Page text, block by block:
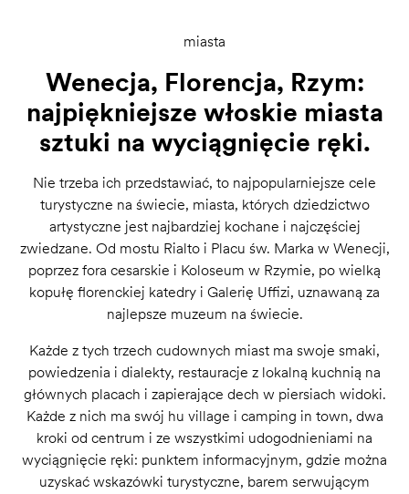
miasta
Wenecja, Florencja, Rzym:
najpiękniejsze włoskie miasta
sztuki na wyciągnięcie ręki.
Nie trzeba ich przedstawiać, to najpopularniejsze cele
turystyczne na świecie, miasta, których dziedzictwo
artystyczne jest najbardziej kochane i najczęściej
zwiedzane. Od mostu Rialto i Placu św. Marka w Wenecji,
poprzez fora cesarskie i Koloseum w Rzymie, po wielką
kopułę florenckiej katedry i Galerię Uffizi, uznawaną za
najlepsze muzeum na świecie.
Każde z tych trzech cudownych miast ma swoje smaki,
powiedzenia i dialekty, restauracje z lokalną kuchnią na
głównych placach i zapierające dech w piersiach widoki.
Każde z nich ma swój hu village i camping in town, dwa
kroki od centrum i ze wszystkimi udogodnieniami na
wyciągnięcie ręki: punktem informacyjnym, gdzie można
uzyskać wskazówki turystyczne, barem serwującym